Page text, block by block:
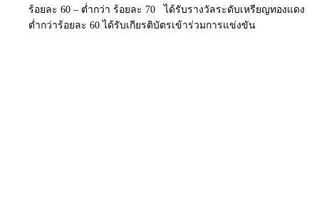
ร้อยละ 60 – ต่ำกว่า ร้อยละ 70 ได้รับรางวัลระดับเหรียญทองแดง
ต่ำกว่าร้อยละ 60 ได้รับเกียรติบัตรเข้าร่วมการแข่งขัน